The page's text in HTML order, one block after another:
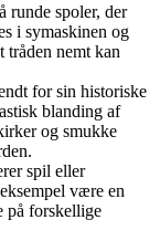
runde spoler, der
i symaskinen og
tråden nemt kan
for sin historiske
blanding af
og smukke
spil eller
være en
på forskellige